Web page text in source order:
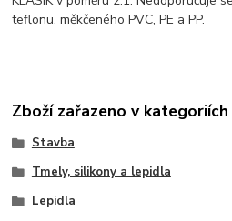
teflonu, měkčeného PVC, PE a PP.
Zboží zařazeno v kategoriích
Stavba
Tmely, silikony a lepidla
Lepidla